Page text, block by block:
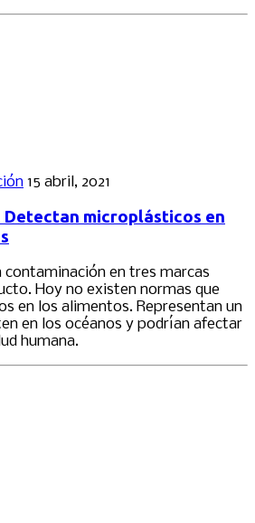
15 abril, 2021
Detectan microplásticos en
en tres marcas
Hoy no existen normas que
en los alimentos. Representan un
en los océanos y podrían afectar
humana.